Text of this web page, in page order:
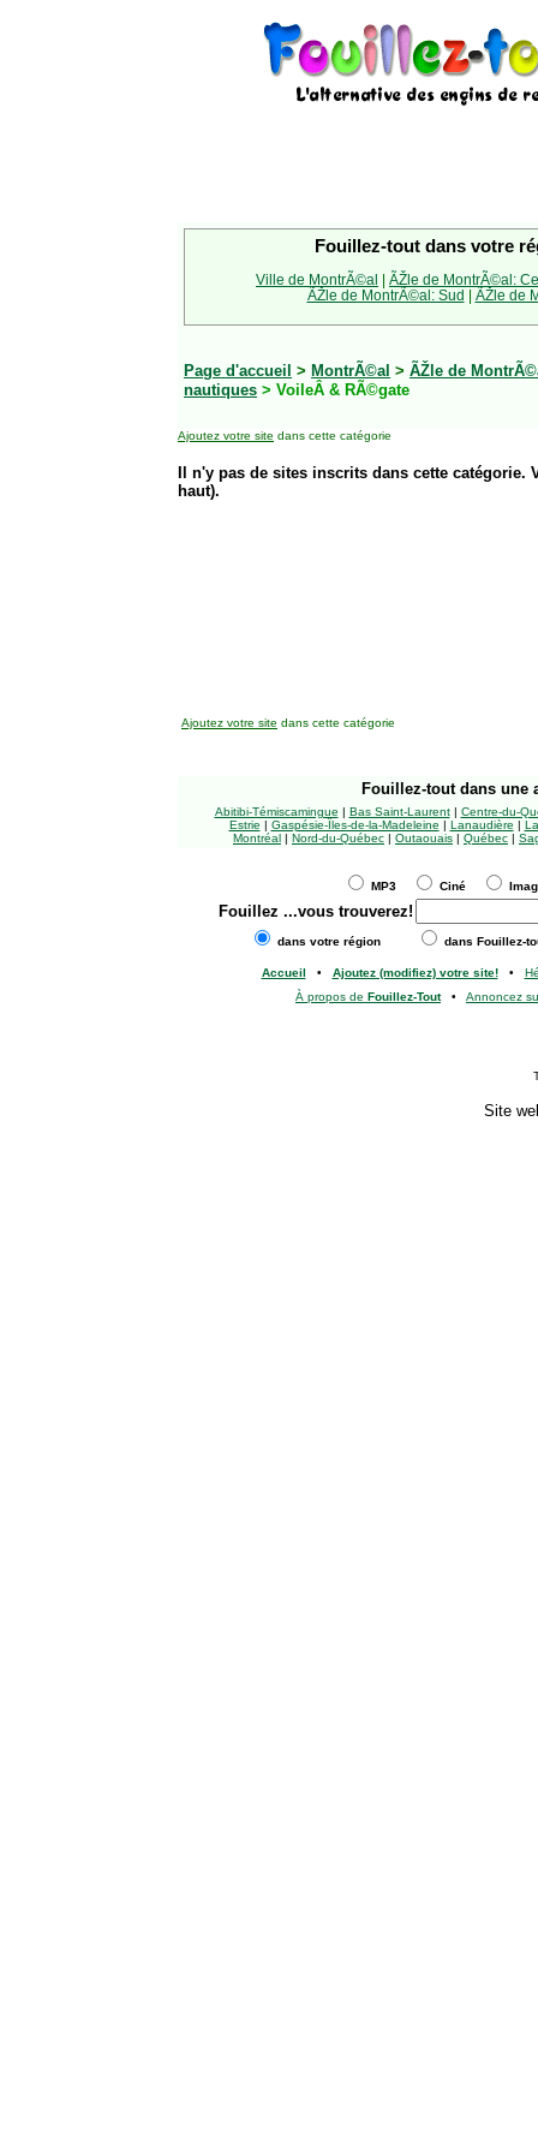
Fouillez-tout dans votre
Ville de MontrÃ©al | ÃŽle de MontrÃ©al:
ÃŽle de MontrÃ©al: Sud | ÃŽle de
Page d'accueil > MontrÃ©al > ÃŽle de
nautiques > VoileÂ & RÃ©gate
Ajoutez votre site dans cette catégorie
Il n'y pas de sites inscrits dans cette
haut).
Ajoutez votre site dans cette catégorie
Fouillez-tout dans une
Abitibi-Témiscamingue | Bas Saint-Laurent| Centre-du-
Estrie | Gaspésie-Îles-de-la-Madeleine | Lanaudière |
Montréal | Nord-du-Québec | Outaouais | Québec |
MP3 Ciné
Fouillez ...vous trouverez!
dans votre région dans Fouillez-
Accueil • Ajoutez (modifiez) votre site!•
À propos de Fouillez-Tout• Annoncez
Site